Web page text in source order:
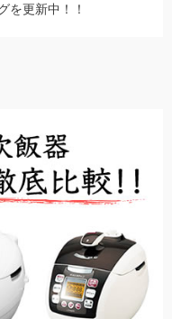
を更新中！！